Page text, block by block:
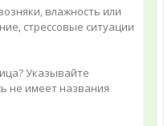
влажность или
стрессовые ситуации
Указывайте
не имеет названия